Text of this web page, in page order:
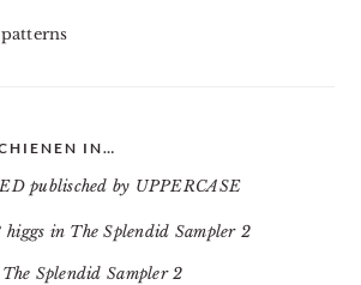
IN…
publisched by UPPERCASE
The Splendid Sampler 2